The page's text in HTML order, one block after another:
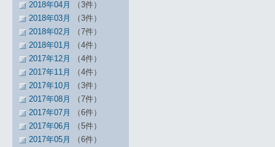
2018年04月
（3件）
2018年03月
（3件）
2018年02月
（7件）
2018年01月
（4件）
2017年12月
（4件）
2017年11月
（4件）
2017年10月
（3件）
2017年08月
（7件）
2017年07月
（6件）
2017年06月
（5件）
2017年05月
（6件）